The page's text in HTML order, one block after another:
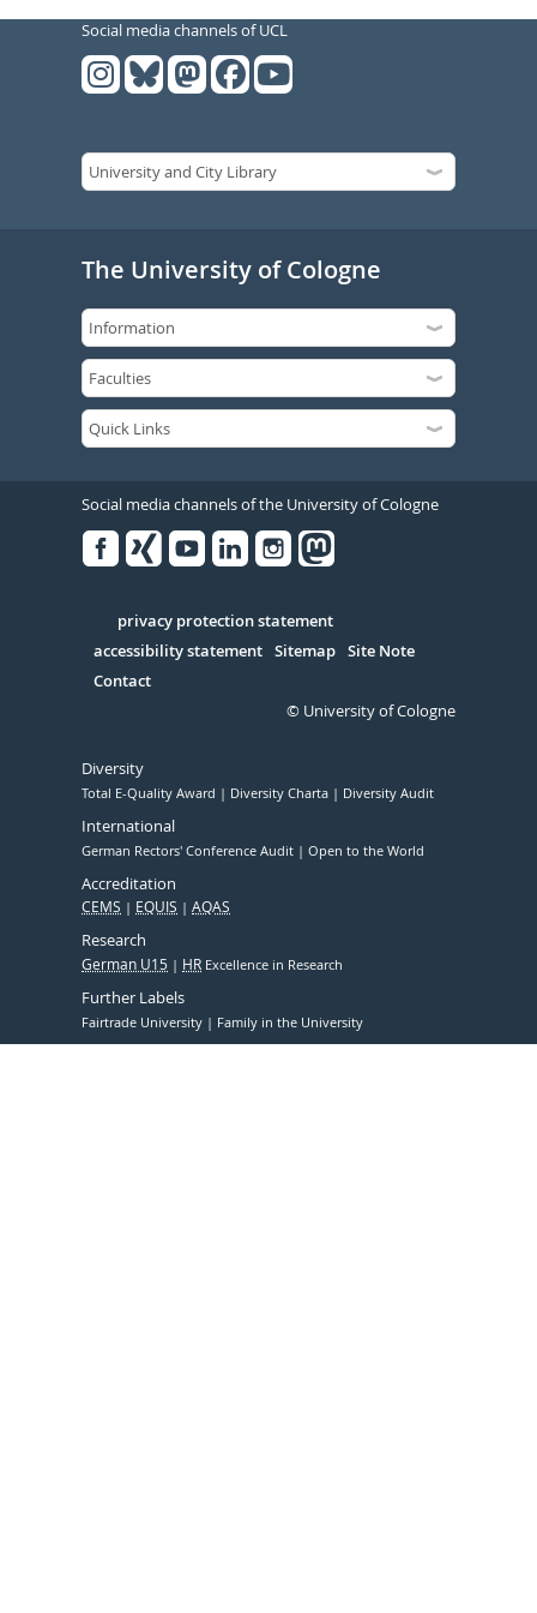
Social media channels of UCL
The University of Cologne
Social media channels of the University of Cologne
Serivce
privacy protection statement
accessibility statement Sitemap Site Note
Contact
© University of Cologne
Diversity
Total E-Quality Award Diversity Charta Diversity Audit
International
German Rectors' Conference Audit Open to the World
Accreditation
CEMS EQUIS AQAS
Research
German U15 HR Excellence in Research
Further Labels
Fairtrade University Family in the University